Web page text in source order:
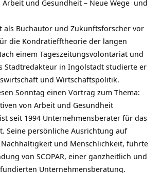
und Gesundheit – Neue Wege und
als Buchautor und Zukunftsforscher vor
die Kondratiefftheorie der langen
einem Tageszeitungsvolontariat und
Stadtredakteur in Ingolstadt studierte er
und Wirtschaftspolitik.
Sonntag einen Vortrag zum Thema:
von Arbeit und Gesundheit
ist seit 1994 Unternehmensberater für das
Seine persönliche Ausrichtung auf
und Menschlichkeit, führte
von SCOPAR, einer ganzheitlich und
Unternehmensberatung.